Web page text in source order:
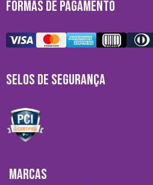
FORMAS DE PAGAMENTO
SELOS DE SEGURANÇA
MARCAS